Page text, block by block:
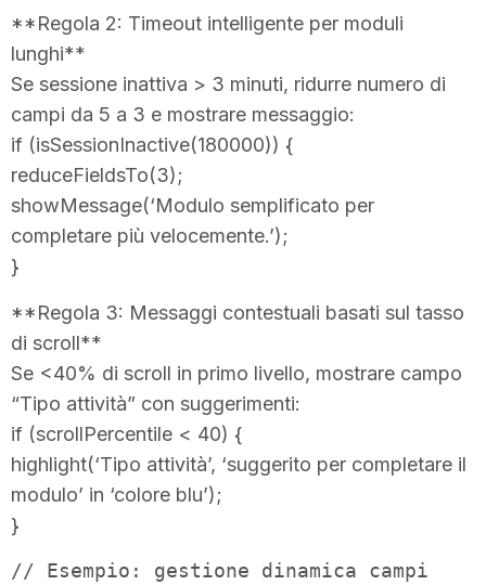
**Regola 2: Timeout intelligente per moduli
lunghi**
Se sessione inattiva > 3 minuti, ridurre numero di
campi da 5 a 3 e mostrare messaggio:
if (isSessionInactive(180000)) {
reduceFieldsTo(3);
showMessage(‘Modulo semplificato per
completare più velocemente.’);
}
**Regola 3: Messaggi contestuali basati sul tasso
di scroll**
Se <40% di scroll in primo livello, mostrare campo
“Tipo attività” con suggerimenti:
if (scrollPercentile < 40) {
highlight(‘Tipo attività’, ‘suggerito per completare il
modulo’ in ‘colore blu’);
}
// Esempio: gestione dinamica campi